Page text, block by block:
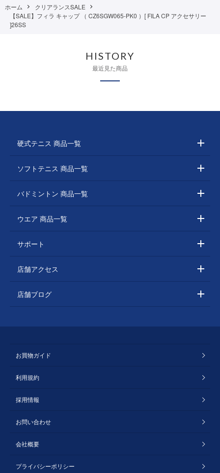
ホーム
クリアランスSALE
【SALE】フィラ キャップ （ CZ6SGW065-PK0 ）[ FILA CP アクセサリー
]26SS
HISTORY
最近見た商品
硬式テニス 商品一覧
ソフトテニス 商品一覧
バドミントン 商品一覧
ウエア 商品一覧
サポート
店舗アクセス
店舗ブログ
お買物ガイド
利用規約
採用情報
お問い合わせ
会社概要
プライバシーポリシー